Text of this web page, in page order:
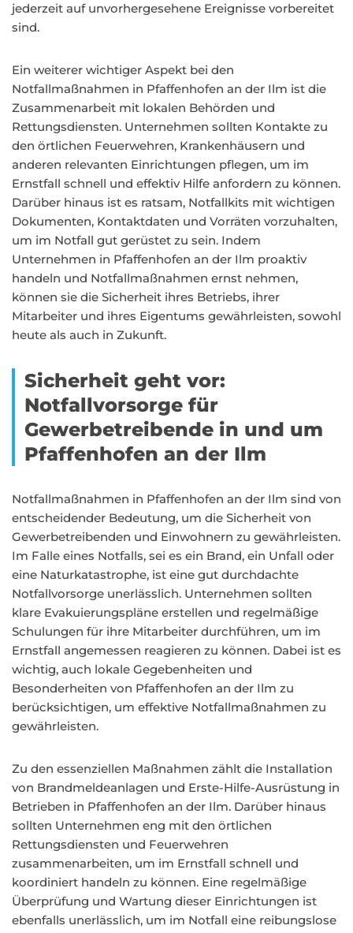
jederzeit auf unvorhergesehene Ereignisse vorbereitet
sind.
Ein weiterer wichtiger Aspekt bei den
Notfallmaßnahmen in Pfaffenhofen an der Ilm ist die
Zusammenarbeit mit lokalen Behörden und
Rettungsdiensten. Unternehmen sollten Kontakte zu
den örtlichen Feuerwehren, Krankenhäusern und
anderen relevanten Einrichtungen pflegen, um im
Ernstfall schnell und effektiv Hilfe anfordern zu können.
Darüber hinaus ist es ratsam, Notfallkits mit wichtigen
Dokumenten, Kontaktdaten und Vorräten vorzuhalten,
um im Notfall gut gerüstet zu sein. Indem
Unternehmen in Pfaffenhofen an der Ilm proaktiv
handeln und Notfallmaßnahmen ernst nehmen,
können sie die Sicherheit ihres Betriebs, ihrer
Mitarbeiter und ihres Eigentums gewährleisten, sowohl
heute als auch in Zukunft.
Sicherheit geht vor:
Notfallvorsorge für
Gewerbetreibende in und um
Pfaffenhofen an der Ilm
Notfallmaßnahmen in Pfaffenhofen an der Ilm sind von
entscheidender Bedeutung, um die Sicherheit von
Gewerbetreibenden und Einwohnern zu gewährleisten.
Im Falle eines Notfalls, sei es ein Brand, ein Unfall oder
eine Naturkatastrophe, ist eine gut durchdachte
Notfallvorsorge unerlässlich. Unternehmen sollten
klare Evakuierungspläne erstellen und regelmäßige
Schulungen für ihre Mitarbeiter durchführen, um im
Ernstfall angemessen reagieren zu können. Dabei ist es
wichtig, auch lokale Gegebenheiten und
Besonderheiten von Pfaffenhofen an der Ilm zu
berücksichtigen, um effektive Notfallmaßnahmen zu
gewährleisten.
Zu den essenziellen Maßnahmen zählt die Installation
von Brandmeldeanlagen und Erste-Hilfe-Ausrüstung in
Betrieben in Pfaffenhofen an der Ilm. Darüber hinaus
sollten Unternehmen eng mit den örtlichen
Rettungsdiensten und Feuerwehren
zusammenarbeiten, um im Ernstfall schnell und
koordiniert handeln zu können. Eine regelmäßige
Überprüfung und Wartung dieser Einrichtungen ist
ebenfalls unerlässlich, um im Notfall eine reibungslose